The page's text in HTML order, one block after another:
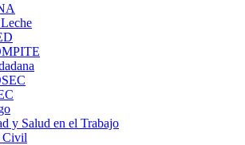
y Salud en el Trabajo
Civil